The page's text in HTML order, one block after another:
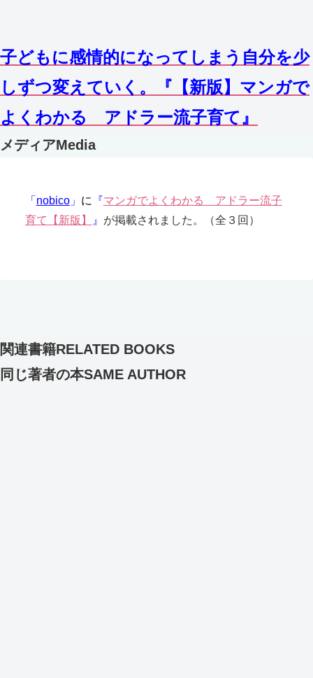
子どもに感情的になってしまう自分を少
しずつ変えていく。『【新版】マンガで
よくわかる アドラー流子育て』
メディアMedia
「 nobico」 に 『マンガでよくわかる アドラー流子
育て
【新版】 』 が掲載されました。（全３回）
関連書籍RELATED BOOKS
同じ著者の本SAME AUTHOR